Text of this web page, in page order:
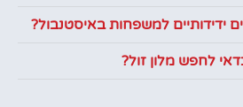
ידידותיים למשפחות באיסטנבול?
לחפש מלון זול?